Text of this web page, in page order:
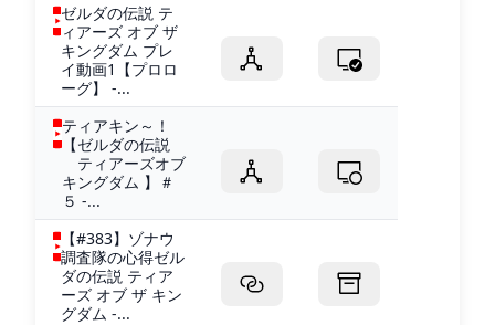
ゼルダの伝説 テ
ィアーズ オブ ザ
キングダム プレ
イ動画1【プロロ
ーグ】 -...
ティアキン～！
【ゼルダの伝説
ティアーズオブ
キングダム 】＃
５ -...
【#383】ゾナウ
調査隊の心得ゼル
ダの伝説 ティア
ーズ オブ ザ キン
グダム -...